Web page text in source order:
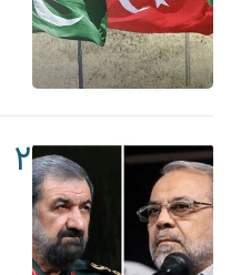
۲